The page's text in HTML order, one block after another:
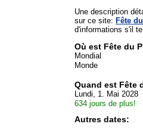
Une description
sur ce site: Fête
d'informations s'il
Où est Fête du
Mondial
Monde
Quand est Fête
Lundi, 1. Mai 2028
634 jours de plus!
Autres dates: